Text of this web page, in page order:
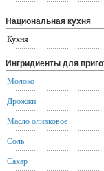
Национальная кухня
Кухня
Ингридиенты для
Молоко
Дрожжи
Масло оливковое
Соль
Сахар